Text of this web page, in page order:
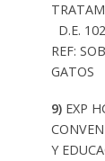
D.E.
REF:
GATOS
9) EXP
Y